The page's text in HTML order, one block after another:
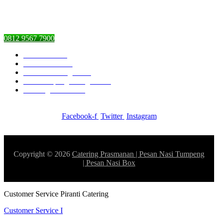
0812 9567 7900
Facebook-f Twitter Instagram
Copyright © 2026 Catering Prasmanan | Pesan Nasi Tumpeng
| Pesan Nasi Box
Customer Service Piranti Catering
Customer Service I